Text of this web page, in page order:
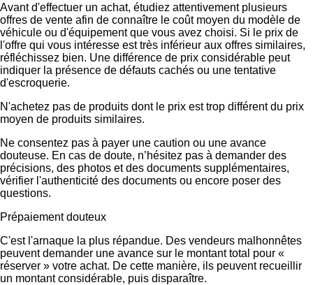
Avant d'effectuer un achat, étudiez attentivement plusieurs
offres de vente afin de connaître le coût moyen du modèle de
véhicule ou d'équipement que vous avez choisi. Si le prix de
l'offre qui vous intéresse est très inférieur aux offres similaires,
réfléchissez bien. Une différence de prix considérable peut
indiquer la présence de défauts cachés ou une tentative
d'escroquerie.
N'achetez pas de produits dont le prix est trop différent du prix
moyen de produits similaires.
Ne consentez pas à payer une caution ou une avance
douteuse. En cas de doute, n’hésitez pas à demander des
précisions, des photos et des documents supplémentaires,
vérifier l'authenticité des documents ou encore poser des
questions.
Prépaiement douteux
C'est l'arnaque la plus répandue. Des vendeurs malhonnêtes
peuvent demander une avance sur le montant total pour «
réserver » votre achat. De cette manière, ils peuvent recueillir
un montant considérable, puis disparaître.